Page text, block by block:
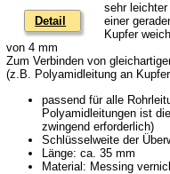
Detail
sehr
einer
Kupfer
von 4 mm
Zum Verbinden von
(z.B. Polyamidleitung an
passend für alle
Polyamidleitungen ist
zwingend erforderlich)
Schlüsselweite der
Länge: ca. 35 mm
Material: Messing